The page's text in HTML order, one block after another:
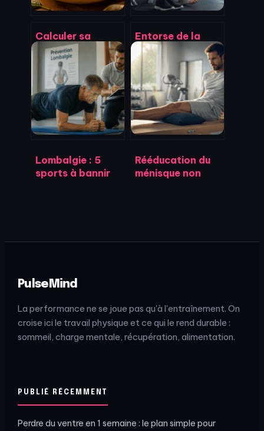
Calculer sa
dépense
énergétique :
pourquoi le niveau
d’activité fausse
systématiquement
vos résultats
Entorse de la
cheville : le
protocole RICE et
les 4 signaux
d’alerte pour
consulter
Lombalgie : 5
sports à bannir
Rééducation du
ménisque non
PulseMind
La performance ne se joue pas qu'à l'entraînement. On
croise ici le travail physique et ce qui le rend durable :
sommeil, charge mentale, récupération, alimentation.
PUBLIÉ RÉCEMMENT
Perdre du ventre en 1 semaine : le plan simple pour